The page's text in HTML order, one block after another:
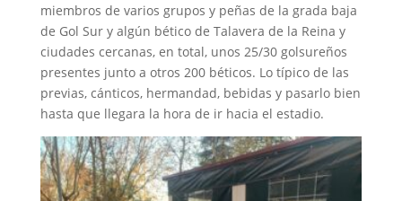
miembros de varios grupos y peñas de la grada baja
de Gol Sur y algún bético de Talavera de la Reina y
ciudades cercanas, en total, unos 25/30 golsureños
presentes junto a otros 200 béticos. Lo típico de las
previas, cánticos, hermandad, bebidas y pasarlo bien
hasta que llegara la hora de ir hacia el estadio.